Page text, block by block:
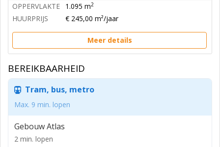
OPPERVLAKTE
1.095 m2
HUURPRIJS € 245,00 m²/jaar
Meer details
BEREIKBAARHEID
Tram, bus, metro
Max. 9 min. lopen
Gebouw Atlas
2 min. lopen